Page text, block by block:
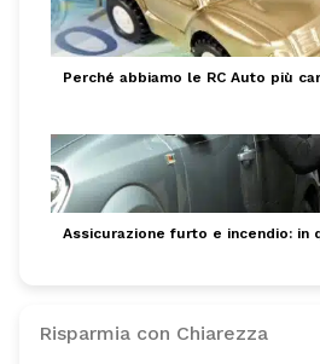
Perché abbiamo le RC Auto più
Assicurazione furto e incendio: in
Risparmia con Chiarezza